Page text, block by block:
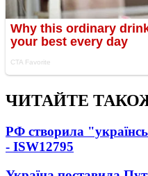
ЧИТАЙТЕ
РФ створила
- ISW12795